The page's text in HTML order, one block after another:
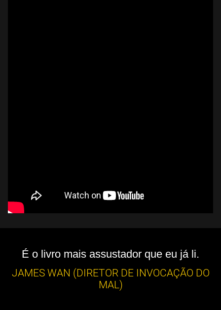
É o livro mais assustador que eu já li.
JAMES WAN (DIRETOR DE INVOCAÇÃO DO
MAL)